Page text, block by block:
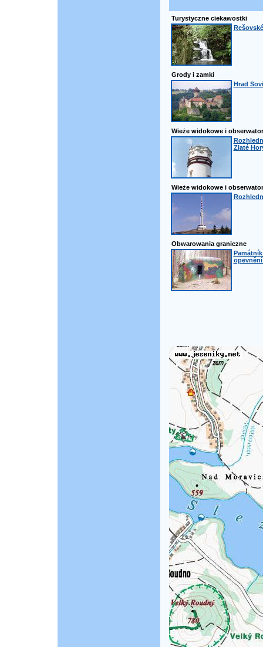
Turystyczne ciekawostki
Grody i zamki
Hrad
Wieże widokowe i
Zlaté
Wieże widokowe i
Obwarowania graniczne